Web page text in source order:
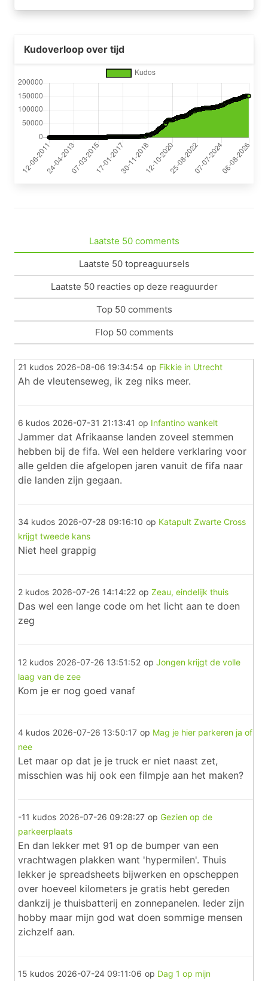
Kudoverloop over tijd
Laatste 50 comments
Laatste 50 topreaguursels
Laatste 50 reacties op deze reaguurder
Top 50 comments
Flop 50 comments
21 kudos 2026-08-06 19:34:54 op Fikkie in Utrecht
Ah de vleutenseweg, ik zeg niks meer.
6 kudos 2026-07-31 21:13:41 op Infantino wankelt
Jammer dat Afrikaanse landen zoveel stemmen
hebben bij de fifa. Wel een heldere verklaring voor
alle gelden die afgelopen jaren vanuit de fifa naar
die landen zijn gegaan.
34 kudos 2026-07-28 09:16:10 op Katapult Zwarte Cross
krijgt tweede kans
Niet heel grappig
2 kudos 2026-07-26 14:14:22 op Zeau, eindelijk thuis
Das wel een lange code om het licht aan te doen
zeg
12 kudos 2026-07-26 13:51:52 op Jongen krijgt de volle
laag van de zee
Kom je er nog goed vanaf
4 kudos 2026-07-26 13:50:17 op Mag je hier parkeren ja of
nee
Let maar op dat je je truck er niet naast zet,
misschien was hij ook een filmpje aan het maken?
-11 kudos 2026-07-26 09:28:27 op Gezien op de
parkeerplaats
En dan lekker met 91 op de bumper van een
vrachtwagen plakken want 'hypermilen'. Thuis
lekker je spreadsheets bijwerken en opscheppen
over hoeveel kilometers je gratis hebt gereden
dankzij je thuisbatterij en zonnepanelen. Ieder zijn
hobby maar mijn god wat doen sommige mensen
zichzelf aan.
15 kudos 2026-07-24 09:11:06 op Dag 1 op mijn